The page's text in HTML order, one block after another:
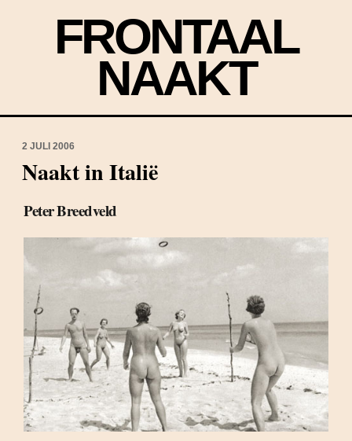
FRONTAAL
NAAKT
2 JULI 2006
Naakt in Italië
Peter Breedveld